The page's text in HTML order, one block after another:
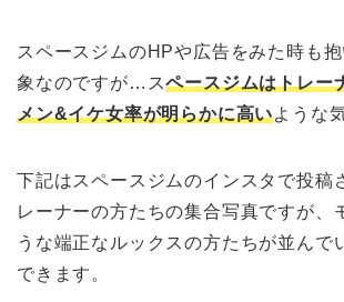
スペースジムのHPや広告をみた時も
象なのですが…スペースジムはトレー
メン&イケ女率が明らかに高いような
下記はスペースジムのインスタで投稿
レーナーの方たちの集合写真ですが、
うな端正なルックスの方たちが並んで
できます。